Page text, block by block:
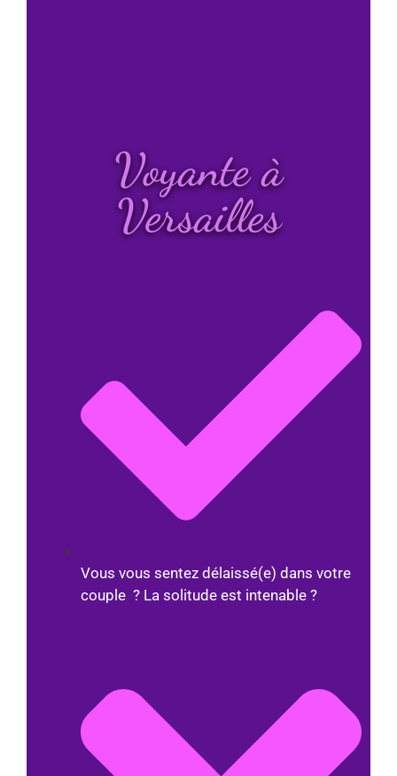
Voyante à
Versailles
Vous vous sentez délaissé(e) dans votre
couple ? La solitude est intenable ?